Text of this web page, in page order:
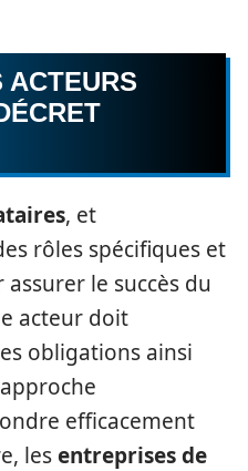
ACTEURS
, et
rôles spécifiques et
le succès du
acteur doit
obligations ainsi
efficacement
lesentreprises de